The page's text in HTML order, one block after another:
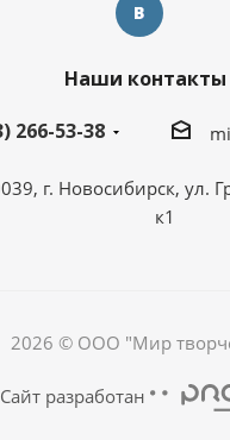
Наши контакты
266-53-38
г. Новосибирск, ул.
к1
2026 © ООО "Мир
Сайт разработан